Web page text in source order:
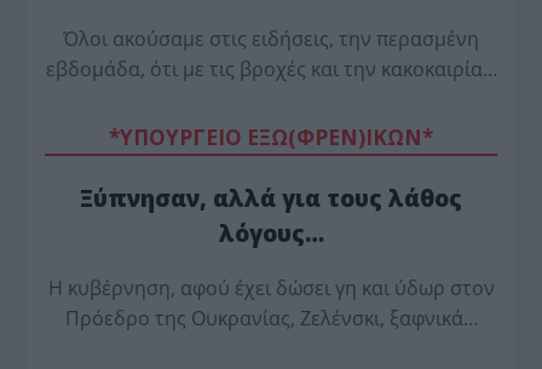
Όλοι ακούσαμε στις ειδήσεις, την περασμένη
εβδομάδα, ότι με τις βροχές και την κακοκαιρία…
*ΥΠΟΥΡΓΕΙΟ ΕΞΩ(ΦΡΕΝ)ΙΚΩΝ*
Ξύπνησαν, αλλά για τους λάθος
λόγους…
Η κυβέρνηση, αφού έχει δώσει γη και ύδωρ στον
Πρόεδρο της Ουκρανίας, Ζελένσκι, ξαφνικά…